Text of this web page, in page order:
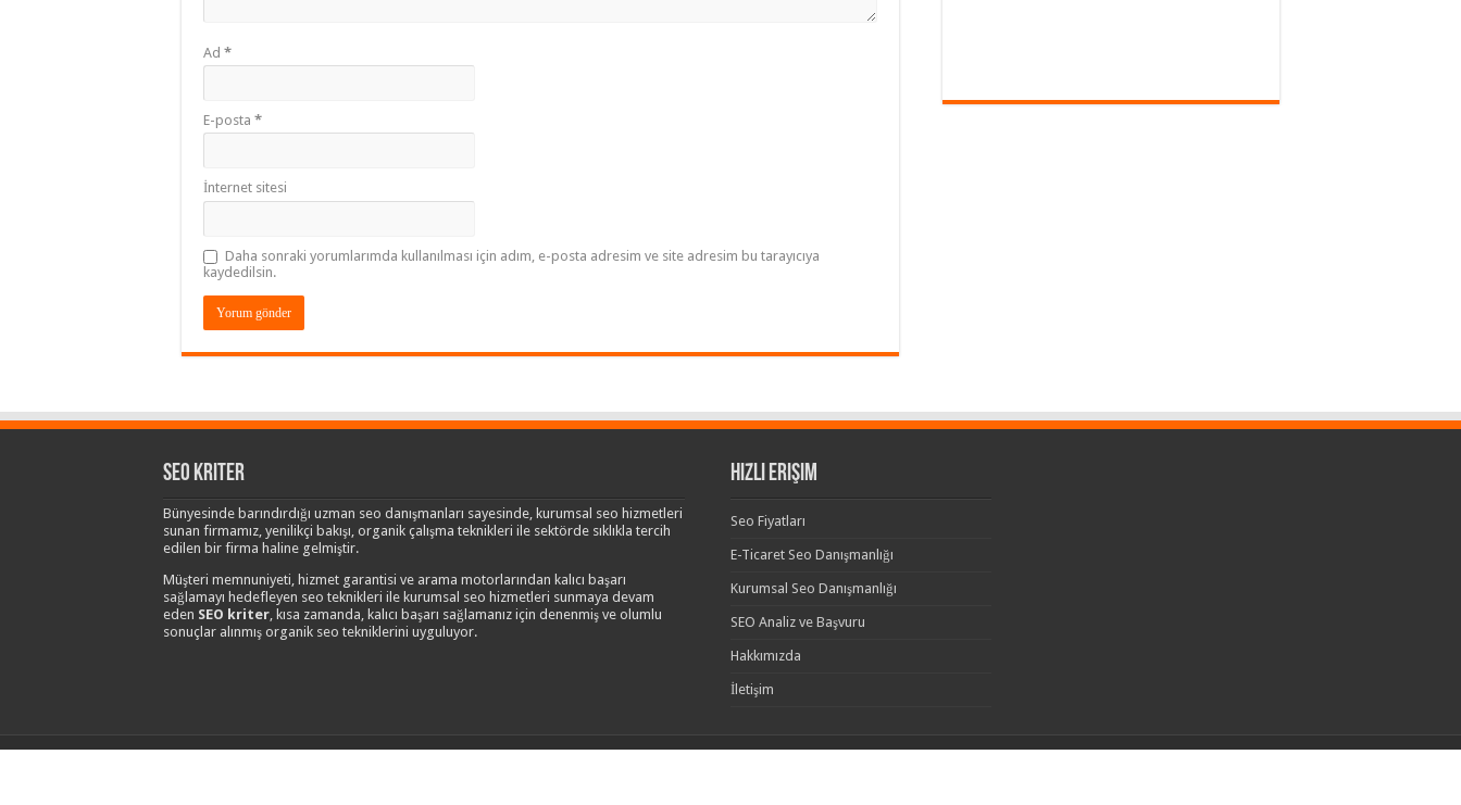
Ad *
E-posta *
İnternet sitesi
Daha sonraki yorumlarımda kullanılması için adım, e-posta adresim ve site adresim bu tarayıcıya
kaydedilsin.
Seo Kriter
Bünyesinde barındırdığı uzman seo danışmanları sayesinde, kurumsal seo hizmetleri
sunan firmamız, yenilikçi bakışı, organik çalışma teknikleri ile sektörde sıklıkla tercih
edilen bir firma haline gelmiştir.
Müşteri memnuniyeti, hizmet garantisi ve arama motorlarından kalıcı başarı
sağlamayı hedefleyen seo teknikleri ile kurumsal seo hizmetleri sunmaya devam
eden SEO kriter, kısa zamanda, kalıcı başarı sağlamanız için denenmiş ve olumlu
sonuçlar alınmış organik seo tekniklerini uyguluyor.
Hızlı Erişim
Seo Fiyatları
E-Ticaret Seo Danışmanlığı
Kurumsal Seo Danışmanlığı
SEO Analiz ve Başvuru
Hakkımızda
İletişim